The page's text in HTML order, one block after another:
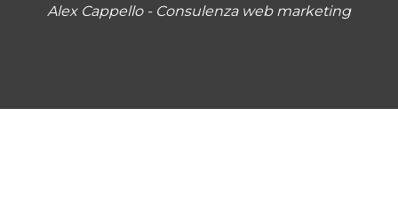
Alex Cappello - Consulenza web marketing